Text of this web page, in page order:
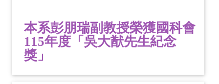
本系彭朋瑞副教授榮獲國科會
115年度「吳大猷先生紀念
獎」